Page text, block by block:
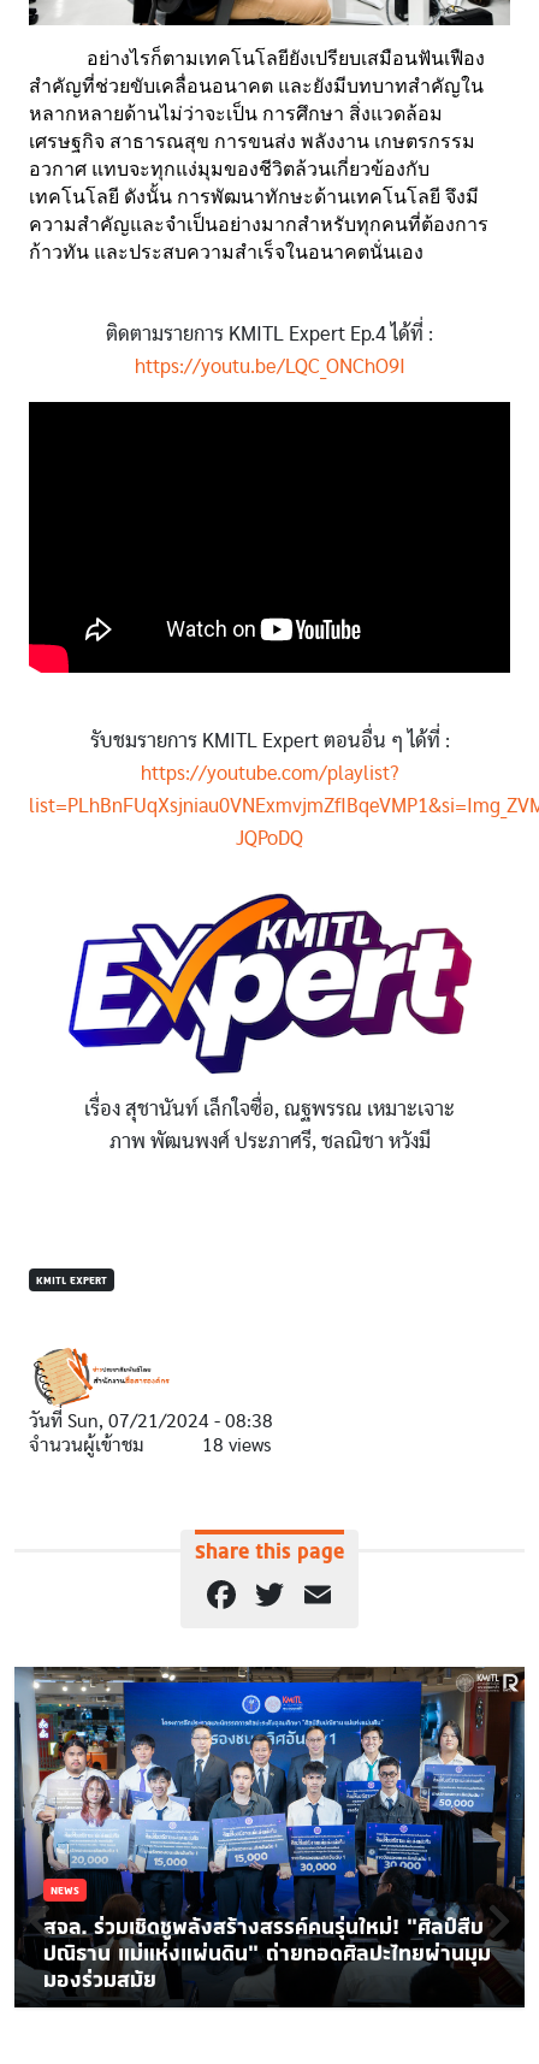
อย่างไรก็ตามเทคโนโลยียังเปรียบเสมือนฟันเฟือง
สำคัญที่ช่วยขับเคลื่อนอนาคต และยังมีบทบาทสำคัญใน
หลากหลายด้านไม่ว่าจะเป็น การศึกษา สิ่งแวดล้อม
เศรษฐกิจ สาธารณสุข การขนส่ง พลังงาน เกษตรกรรม
อวกาศ แทบจะทุกแง่มุมของชีวิตล้วนเกี่ยวข้องกับ
เทคโนโลยี ดังนั้น การพัฒนาทักษะด้านเทคโนโลยี จึงมี
ความสำคัญและจำเป็นอย่างมากสำหรับทุกคนที่ต้องการ
ก้าวทัน และประสบความสำเร็จในอนาคตนั่นเอง
ติดตามรายการ KMITL Expert Ep.4 ได้ที่ :
https://youtu.be/LQC_ONChO9I
รับชมรายการ KMITL Expert ตอนอื่น ๆ ได้ที่ :
https://youtube.com/playlist?
JQPoDQ
เรื่อง สุชานันท์ เล็กใจซื่อ, ณฐพรรณ เหมาะเจาะ
ภาพ พัฒนพงศ์ ประภาศรี, ชลณิชา หวังมี
KMITL EXPERT
วันที่ Sun, 07/21/2024 - 08:38
จำนวนผู้เข้าชม
18 views
Share this page
Facebook
Twitter
NEWS
สจล. ร่วมเชิดชูพลังสร้างสรรค์คนรุ่นใหม่! “ศิลป์สืบ
ปณิธาน แม่แห่งแผ่นดิน” ถ่ายทอดศิลปะไทยผ่านมุม
มองร่วมสมัย